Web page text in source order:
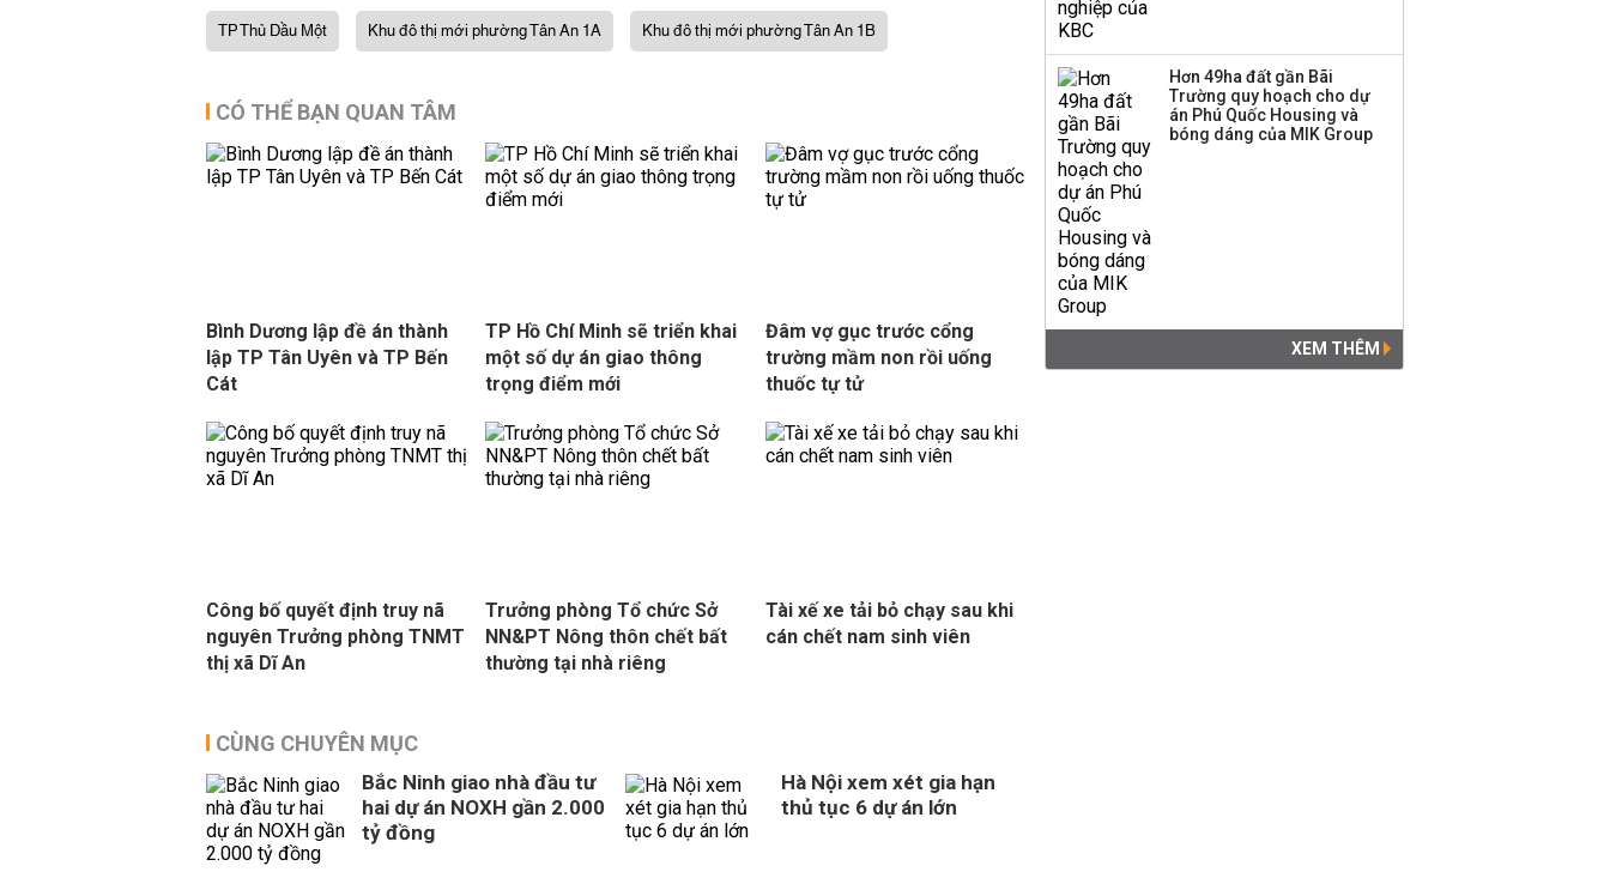
TP Thủ Dầu Một Khu đô thị mới phường Tân An 1A Khu đô thị mới phường Tân An 1B
CÓ THỂ BẠN QUAN TÂM
Bình Dương lập đề án thành
lập TP Tân Uyên và TP Bến
Cát
TP Hồ Chí Minh sẽ triển khai
một số dự án giao thông
trọng điểm mới
Đâm vợ gục trước cổng
trường mầm non rồi uống
thuốc tự tử
Công bố quyết định truy nã
nguyên Trưởng phòng TNMT
thị xã Dĩ An
Trưởng phòng Tổ chức Sở
NN&PT Nông thôn chết bất
thường tại nhà riêng
Tài xế xe tải bỏ chạy sau khi
cán chết nam sinh viên
CÙNG CHUYÊN MỤC
Bắc Ninh giao nhà đầu tư
hai dự án NOXH gần 2.000
tỷ đồng
Hà Nội xem xét gia hạn
thủ tục 6 dự án lớn
Hơn 49ha đất gần Bãi
Trường quy hoạch cho dự
án Phú Quốc Housing và
bóng dáng của MIK Group
XEM THÊM